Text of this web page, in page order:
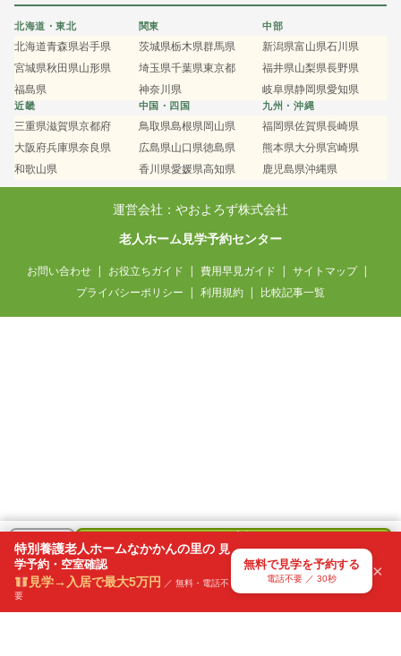
＋
気になる
リスト
無料
で
見学を予約
電話不要・30秒で送信
北海道・東北
北海道青森県岩手県
宮城県秋田県山形県
福島県
関東
茨城県栃木県群馬県
埼玉県千葉県東京都
神奈川県
中部
新潟県富山県石川県
福井県山梨県長野県
岐阜県静岡県愛知県
近畿
三重県滋賀県京都府
大阪府兵庫県奈良県
和歌山県
中国・四国
鳥取県島根県岡山県
広島県山口県徳島県
香川県愛媛県高知県
九州・沖縄
福岡県佐賀県長崎県
熊本県大分県宮崎県
鹿児島県沖縄県
運営会社：やおよろず株式会社
老人ホーム見学予約センター
お問い合わせ お役立ちガイド 費用早見ガイド
サイトマップ
プライバシーポリシー
利用規約 比較記事一覧
35分前
特別養護老人ホームなかかんの里の 見
学予約・空室確認
見学→入居で最大5万円
／ 無料・電話不
要
無料で見学を予約する
電話不要 ／ 30秒 ×